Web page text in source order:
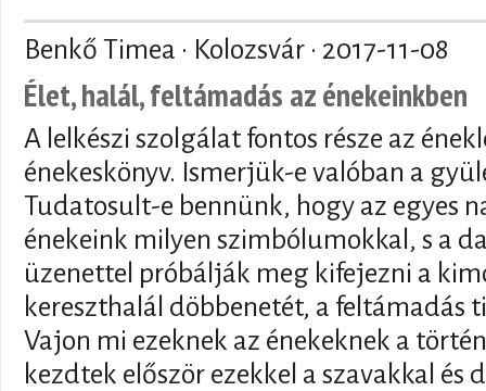
Benkő Timea · Kolozsvár · 2017-11-08
Élet, halál, feltámadás az énekeinkben
A lelkészi szolgálat fontos része az
énekeskönyv. Ismerjük-e valóban a
Tudatosult-e bennünk, hogy az egyes
énekeink milyen szimbólumokkal, s a
üzenettel próbálják meg kifejezni a
kereszthalál döbbenetét, a feltámadás
Vajon mi ezeknek az énekeknek a
kezdtek először ezekkel a szavakkal és